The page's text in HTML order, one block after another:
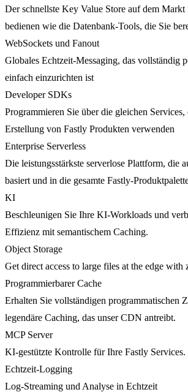
Der schnellste Key Value Store auf dem Markt
bedienen wie die Datenbank-Tools, die Sie
WebSockets und Fanout
Globales Echtzeit-Messaging, das vollständig
einfach einzurichten ist
Developer SDKs
Programmieren Sie über die gleichen
Erstellung von Fastly Produkten verwenden
Enterprise Serverless
Die leistungsstärkste serverlose Plattform, die
basiert und in die gesamte Fastly-
KI
Beschleunigen Sie Ihre KI-Workloads und
Effizienz mit semantischem Caching.
Object Storage
Get direct access to large files at the edge with
Programmierbarer Cache
Erhalten Sie vollständigen programmatischen
legendäre Caching, das unser CDN antreibt.
MCP Server
KI-gestützte Kontrolle für Ihre Fastly Services.
Echtzeit-Logging
Log-Streaming und Analyse in Echtzeit